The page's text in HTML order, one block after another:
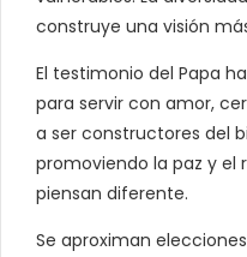
construye una visión
El testimonio del Papa
para servir con amor,
a ser constructores del
promoviendo la paz y el
piensan diferente.
Se aproximan